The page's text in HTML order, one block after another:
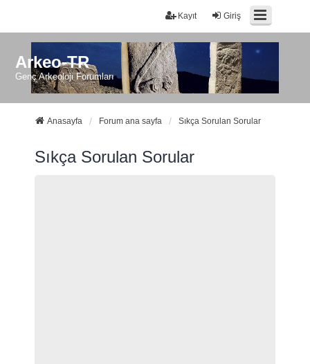
Giriş
Kayıt
Arkeo-TR
Genç Arkeoloji Forumları
Anasayfa Forum ana sayfa Sıkça Sorulan Sorular
Sıkça Sorulan Sorular